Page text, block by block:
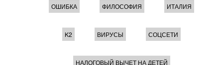
ОШИБКА ФИЛОСОФИЯ ИТАЛИЯ
K2 ВИРУСЫ СОЦСЕТИ
НАЛОГОВЫЙ ВЫЧЕТ НА ДЕТЕЙ